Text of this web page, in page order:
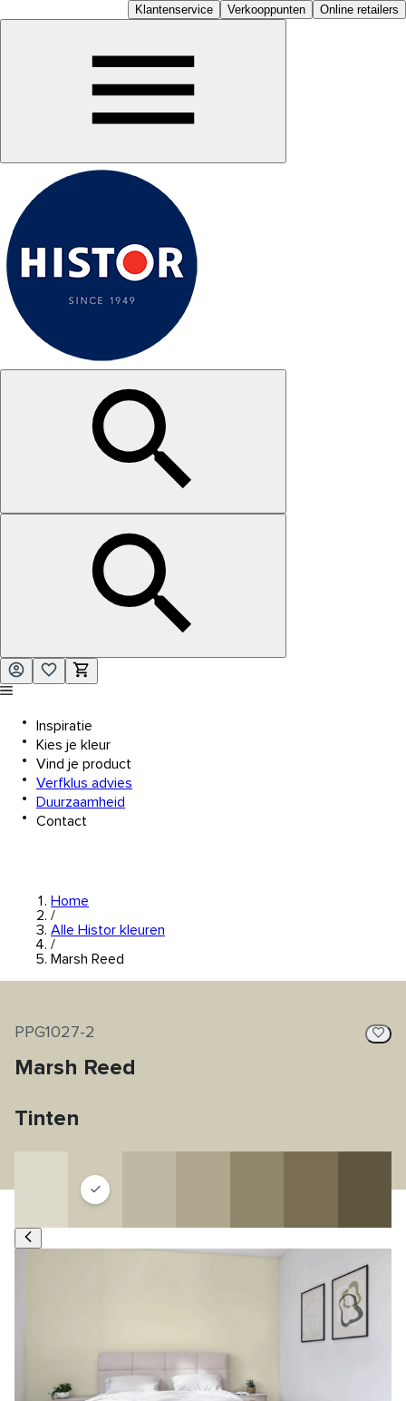
Klantenservice Verkooppunten Online retailers
Inspiratie
Kies je kleur
Vind je product
Verfklus advies
Duurzaamheid
Contact
Home
/
Alle Histor kleuren
/
Marsh Reed
PPG1027-2
Marsh Reed
Tinten